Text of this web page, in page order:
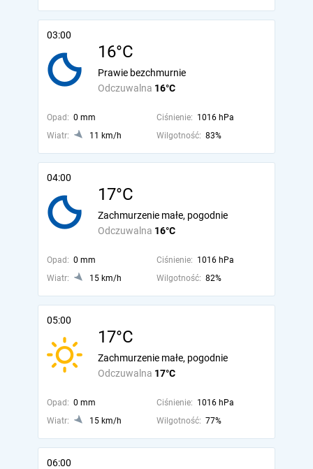
03:00
16°C
Odczuwalna 16°C
Prawie bezchmurnie
Opad: 0 mm Ciśnienie: 1016 hPa
Wiatr:
11 km/h Wilgotność: 83%
04:00
17°C
Odczuwalna 16°C
Zachmurzenie małe, pogodnie
Opad: 0 mm Ciśnienie: 1016 hPa
Wiatr:
15 km/h Wilgotność: 82%
05:00
17°C
Odczuwalna 17°C
Zachmurzenie małe, pogodnie
Opad: 0 mm Ciśnienie: 1016 hPa
Wiatr:
15 km/h Wilgotność: 77%
06:00